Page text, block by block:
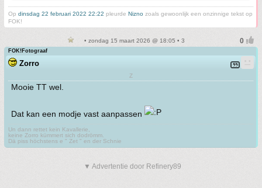
Op dinsdag 22 februari 2022 22:22 pleurde Nizno zoals gewoonlijk een onzinnige tekst op
FOK!
• zondag 15 maart 2026 @ 18:05 • 3
FOK!Fotograaf
Zorro
Z
Mooie TT wel.
Dat kan een modje vast aanpassen
Un dann rettet kein Kavallerie,
keine Zorro kümmert sich dodrömm.
Dä piss höchstens e " Zet " en der Schnie
▼ Advertentie door Refinery89